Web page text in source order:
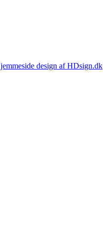
design af HDsign.dk